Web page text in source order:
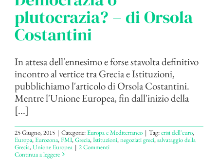
plutocrazia? – di Orsola
Costantini
In attesa dell'ennesimo e forse stavolta definitivo
incontro al vertice tra Grecia e Istituzioni,
pubblichiamo l'articolo di Orsola Costantini.
Mentre l'Unione Europea, fin dall'inizio della
[...]
25 Giugno, 2015 | Categorie:Europa e Mediterraneo | Tag:crisi dell'euro,
Europa,Eurozona,FMI,Grecia,Istituzioni,negoziati greci,salvataggio della
Grecia,Unione Europea | 2 Commenti
Continua a leggere